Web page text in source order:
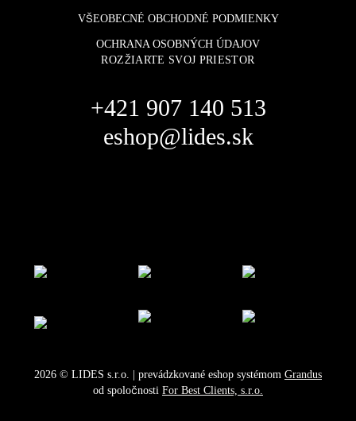
VŠEOBECNÉ OBCHODNÉ PODMIENKY
OCHRANA OSOBNÝCH ÚDAJOV
ROZŽIARTE SVOJ PRIESTOR
+421 907 140 513
eshop@lides.sk
2026 © LIDES s.r.o. | prevádzkované eshop systémom Grandus
od spoločnosti For Best Clients, s.r.o.